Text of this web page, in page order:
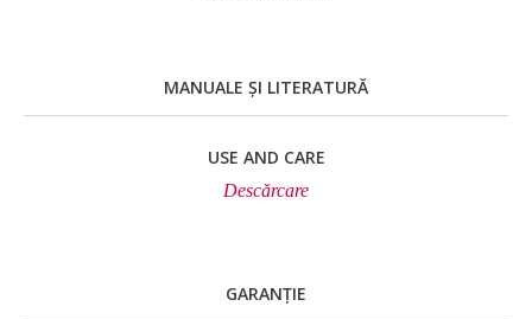
MANUALE ȘI LITERATURĂ
USE AND CARE
Descărcare
GARANȚIE